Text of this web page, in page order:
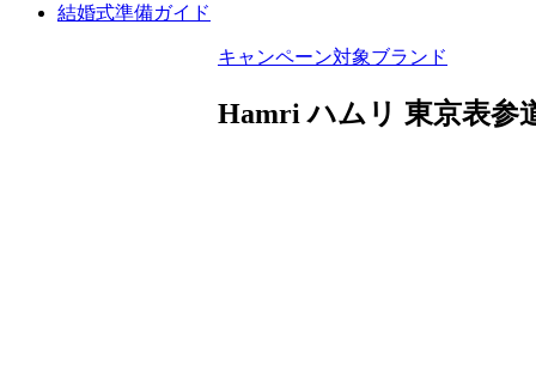
結婚式準備ガイド
キャンペーン対象ブランド
Hamri ハムリ 東京表参